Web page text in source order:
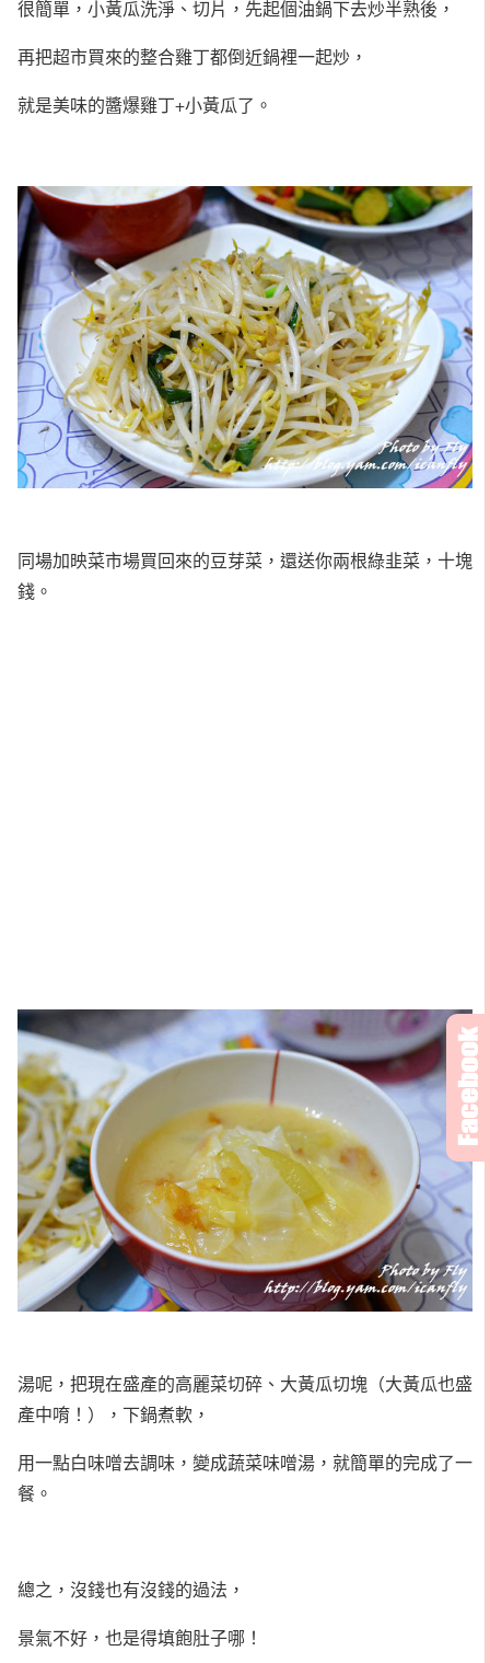
很簡單，小黃瓜洗淨、切片，先起個油鍋下去炒半熟後，
再把超市買來的整合雞丁都倒近鍋裡一起炒，
就是美味的醬爆雞丁+小黃瓜了。
同場加映菜市場買回來的豆芽菜，還送你兩根綠韭菜，十塊
錢。
湯呢，把現在盛產的高麗菜切碎、大黃瓜切塊（大黃瓜也盛
產中唷！），下鍋煮軟，
用一點白味噌去調味，變成蔬菜味噌湯，就簡單的完成了一
餐。
總之，沒錢也有沒錢的過法，
景氣不好，也是得填飽肚子哪！